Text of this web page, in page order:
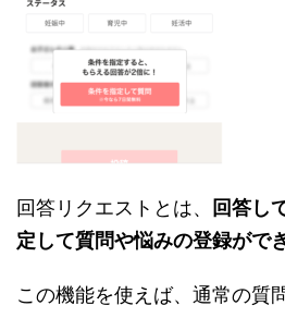
回答リクエストとは、
回答し
定して質問や悩みの登録がで
この機能を使えば、通常の質